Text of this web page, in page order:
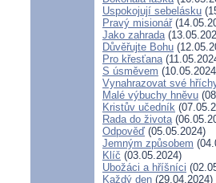
Uspokojují sebelásku
Pravý misionář
Jako zahrada
Důvěřujte Bohu
Pro křesťana
S úsměvem
Vynahrazovat své
Malé výbuchy hněvu
Kristův učedník
Rada do života
Odpověď (05.05.2024)
Jemným způsobem
Klíč (03.05.2024)
Ubožáci a hříšníci
Každý den (29.04.2024)